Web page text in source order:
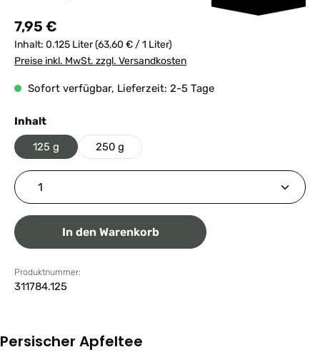
Regulärer Preis:
7,95 €
Inhalt: 0.125 Liter(63,60 € / 1 Liter)
Preise inkl. MwSt. zzgl. Versandkosten
Sofort verfügbar, Lieferzeit: 2-5 Tage
Inhaltauswählen
125 g 250 g
Produkt Anzahl: Gib den gewünschten Wert ein
In den Warenkorb
Produktnummer:
311784.125
Persischer Apfeltee